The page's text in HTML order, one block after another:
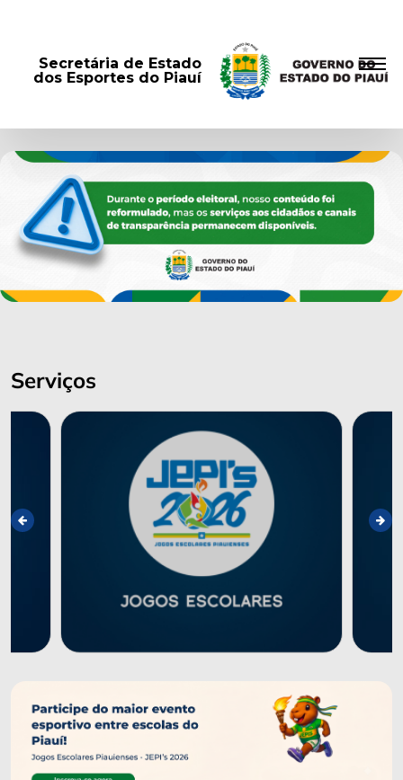
Secretária de Estado
dos Esportes do Piauí
Serviços